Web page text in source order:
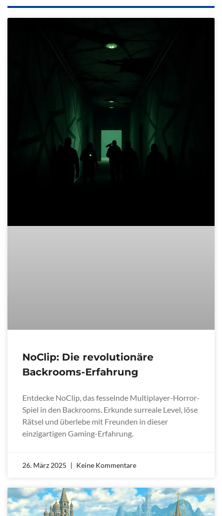
NoClip: Die revolutionäre
Backrooms-Erfahrung
Entdecke NoClip, das fesselnde Multiplayer-Horror-
Spiel in den Backrooms. Erkunde surreale Level, löse
Rätsel und überlebe mit Freunden in dieser
einzigartigen Gaming-Erfahrung.
26. März 2025 Keine Kommentare